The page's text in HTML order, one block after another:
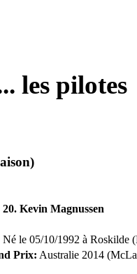
les pilotes
20. Kevin Magnussen
Né le 05/10/1992 à Roskilde
Prix: Australie 2014